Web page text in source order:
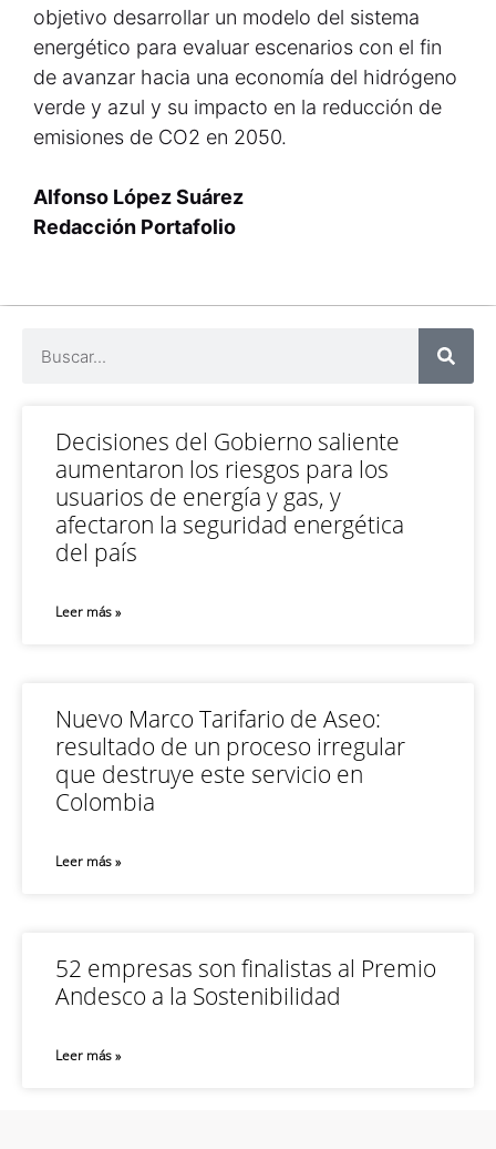
objetivo desarrollar un modelo del sistema
energético para evaluar escenarios con el fin
de avanzar hacia una economía del hidrógeno
verde y azul y su impacto en la reducción de
emisiones de CO2 en 2050.
Alfonso López Suárez
Redacción Portafolio
Decisiones del Gobierno saliente
aumentaron los riesgos para los
usuarios de energía y gas, y
afectaron la seguridad energética
del país
Leer más »
Nuevo Marco Tarifario de Aseo:
resultado de un proceso irregular
que destruye este servicio en
Colombia
Leer más »
52 empresas son finalistas al Premio
Andesco a la Sostenibilidad
Leer más »